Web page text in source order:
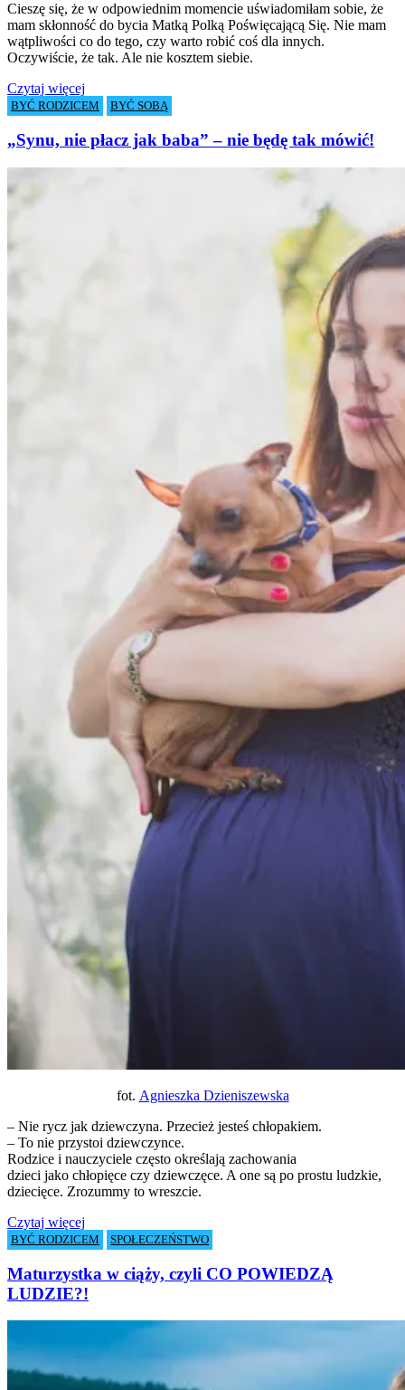
Cieszę się, że w odpowiednim momencie uświadomiłam sobie, że
mam skłonność do bycia Matką Polką Poświęcającą Się. Nie mam
wątpliwości co do tego, czy warto robić coś dla innych.
Oczywiście, że tak. Ale nie kosztem siebie.
Czytaj więcej
BYĆ RODZICEM BYĆ SOBĄ
„Synu, nie płacz jak baba” – nie będę tak mówić!
fot. Agnieszka Dzieniszewska
– Nie rycz jak dziewczyna. Przecież jesteś chłopakiem.
– To nie przystoi dziewczynce.
Rodzice i nauczyciele często określają zachowania
dzieci jako chłopięce czy dziewczęce. A one są po prostu ludzkie,
dziecięce. Zrozummy to wreszcie.
Czytaj więcej
BYĆ RODZICEM SPOŁECZEŃSTWO
Maturzystka w ciąży, czyli CO POWIEDZĄ
LUDZIE?!